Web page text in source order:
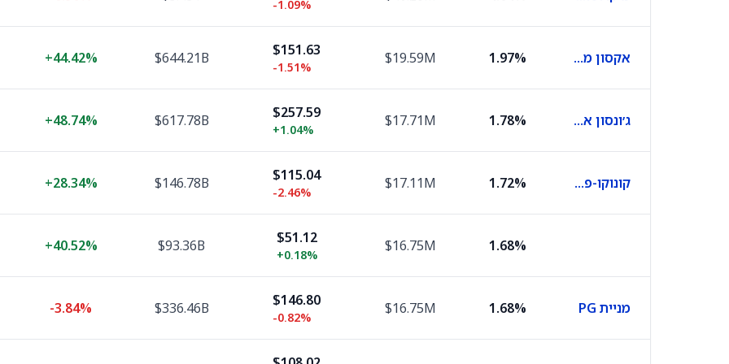
-1.09%
אקסון מובייל 1.97%
$19.59M
$151.63
-1.51%
$644.21B
+44.42%
ג׳ונסון אנד ג׳ונסון 1.78%
$17.71M
$257.59
+1.04%
$617.78B
+48.74%
קונוקו-פיליפס 1.72%
$17.11M
$115.04
-2.46%
$146.78B
+28.34%
1.68%
$16.75M
$51.12
+0.18%
$93.36B
+40.52%
מניית PG 1.68%
$16.75M
$146.80
-0.82%
$336.46B
-3.84%